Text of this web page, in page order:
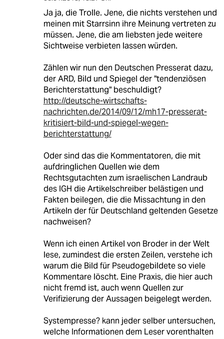
Ja ja, die Trolle. Jene, die nichts verstehen und
meinen mit Starrsinn ihre Meinung vertreten zu
müssen. Jene, die am liebsten jede weitere
Sichtweise verbieten lassen würden.
Zählen wir nun den Deutschen Presserat dazu,
der ARD, Bild und Spiegel der "tendenziösen
Berichterstattung" beschuldigt?
http://deutsche-wirtschafts-
nachrichten.de/2014/09/12/mh17-presserat-
kritisiert-bild-und-spiegel-wegen-
berichterstattung/
Oder sind das die Kommentatoren, die mit
aufdringlichen Quellen wie dem
Rechtsgutachten zum israelischen Landraub
des IGH die Artikelschreiber belästigen und
Fakten beilegen, die die Missachtung in den
Artikeln der für Deutschland geltenden Gesetze
nachweisen?
Wenn ich einen Artikel von Broder in der Welt
lese, zumindest die ersten Zeilen, verstehe ich
warum die Bild für Pseudogebildete so viele
Kommentare löscht. Eine Praxis, die hier auch
nicht fremd ist, auch wenn Quellen zur
Verifizierung der Aussagen beigelegt werden.
Systempresse? kann jeder selber untersuchen,
welche Informationen dem Leser vorenthalten